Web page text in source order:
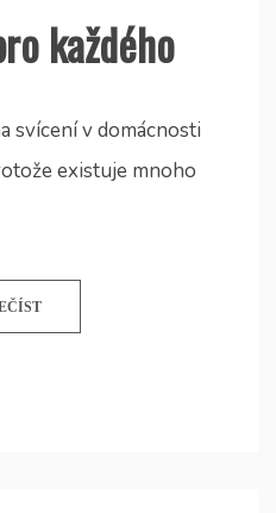
každého
svícení v domácnosti
existuje mnoho